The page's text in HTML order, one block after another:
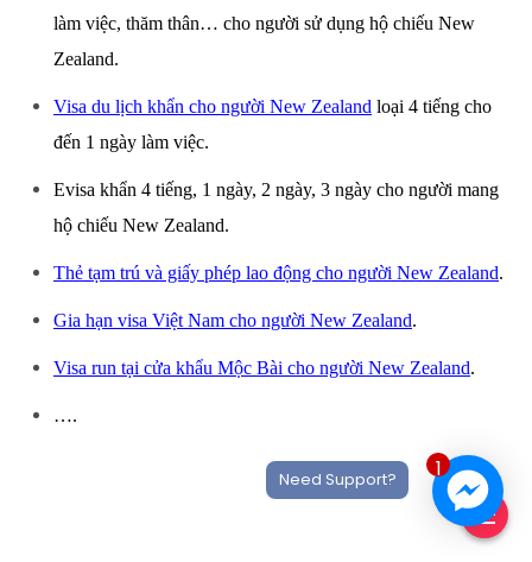
làm việc, thăm thân… cho người sử dụng hộ chiếu New
Zealand.
Visa du lịch khẩn cho người New Zealand loại 4 tiếng cho
đến 1 ngày làm việc.
Evisa khẩn 4 tiếng, 1 ngày, 2 ngày, 3 ngày cho người mang
hộ chiếu New Zealand.
Thẻ tạm trú và giấy phép lao động cho người New Zealand.
Gia hạn visa Việt Nam cho người New Zealand.
Visa run tại cửa khẩu Mộc Bài cho người New Zealand.
….
1
Need Support?